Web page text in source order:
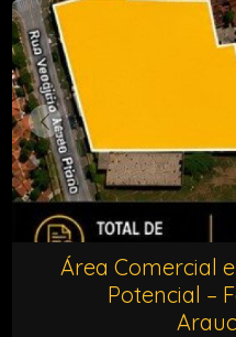
Área Comercial
Potencial –